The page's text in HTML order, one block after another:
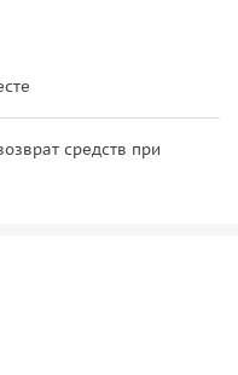
средств при